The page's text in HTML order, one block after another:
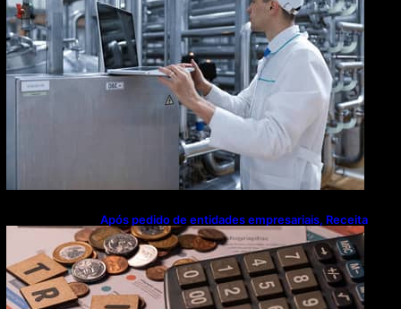
Após pedido de entidades empresariais, Receita
flexibiliza regras da Reforma Tributária